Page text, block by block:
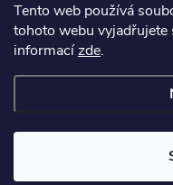
Tento web používá
tohoto webu
informacízde.
Blog
Copyright 2026